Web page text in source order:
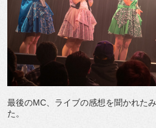
最後のMC、ライブの感想を聞かれた
た。